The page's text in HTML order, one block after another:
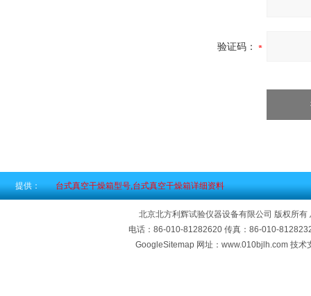
验证码：
提供： 台式真空干燥箱型号,台式真空干燥箱详细资料
北京北方利辉试验仪器设备有限公司 版权所有
电话：86-010-81282620 传真：86-010-
GoogleSitemap 网址：www.010bjlh.com 技